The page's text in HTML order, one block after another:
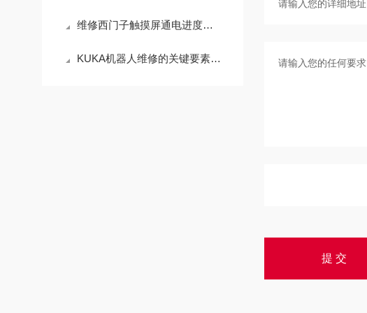
维修西门子触摸屏通电进度条卡机死机不动（包修好）
KUKA机器人维修的关键要素与最佳实践